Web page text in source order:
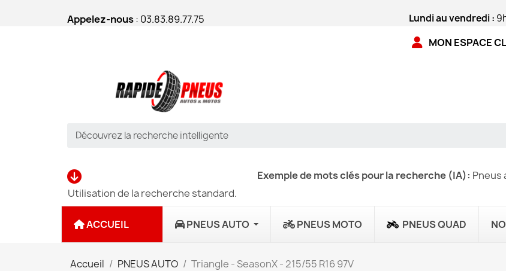
Appelez-nous: 03.83.89.77.75 Lundi au vendredi :
MON ESPACE
Utilisation de la recherche standard.
Exemple de mots clés pour la recherche (IA): Pneus
ACCUEIL PNEUS AUTO PNEUS MOTO PNEUS QUAD
Accueil PNEUS AUTO Triangle - SeasonX - 215/55 R16 97V